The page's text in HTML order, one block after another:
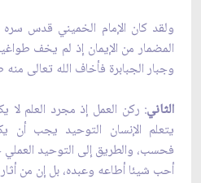
ولقد كان الإمام الخميني قدس
المضمار من الإيمان إذ لم يخف
وجبار الجبابرة فأخاف الله تعالى
الثاني: ركن العمل إذ مجرد العلم
يتعلم الإنسان التوحيد يجب أن
فحسب، والطريق إلى التوحيد العملي
أحب شيئا أطاعه وعبده، بل إن من